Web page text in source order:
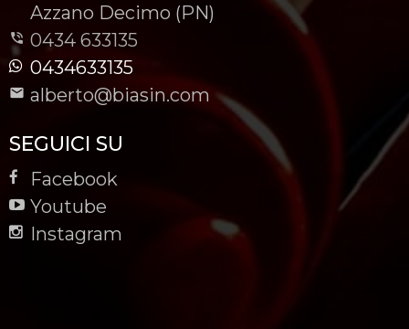
-
Azzano Decimo (PN)
0434 633135
0434633135
alberto@biasin.com
SEGUICI SU
Facebook
Youtube
Instagram